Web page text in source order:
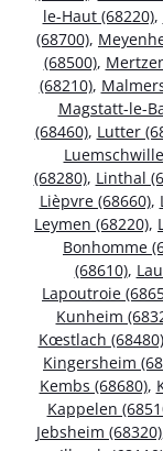
le-Haut (68220),
(68700),
(68500),
(68210),
Magstatt-le-
(68460), Lutter
(68280), Linthal
Lièpvre (68660),
Leymen (68220),
Bonhomme
(68610),
Lapoutroie
Kunheim
Kœstlach (68480)
Kingersheim
Kembs (68680),
Kappelen
Jebsheim (68320)